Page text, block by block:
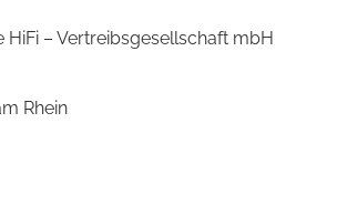
Ethernet-Schnittstelle
HiFi – Vertreibsgesellschaft mbH
Rhein